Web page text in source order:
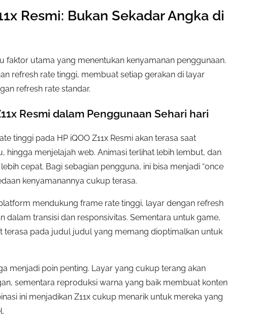
Resmi: Bukan Sekadar Angka di
faktor utama yang menentukan kenyamanan penggunaan.
refresh rate tinggi, membuat setiap gerakan di layar
refresh rate standar.
Resmi dalam Penggunaan Sehari hari
tinggi pada HP iQOO Z11x Resmi akan terasa saat
hingga menjelajah web. Animasi terlihat lebih lembut, dan
cepat. Bagi sebagian pengguna, ini bisa menjadi “once
kenyamanannya cukup terasa.
mendukung frame rate tinggi, layar dengan refresh
dalam transisi dan responsivitas. Sementara untuk game,
terasa pada judul judul yang memang dioptimalkan untuk
menjadi poin penting. Layar yang cukup terang akan
sementara reproduksi warna yang baik membuat konten
ini menjadikan Z11x cukup menarik untuk mereka yang